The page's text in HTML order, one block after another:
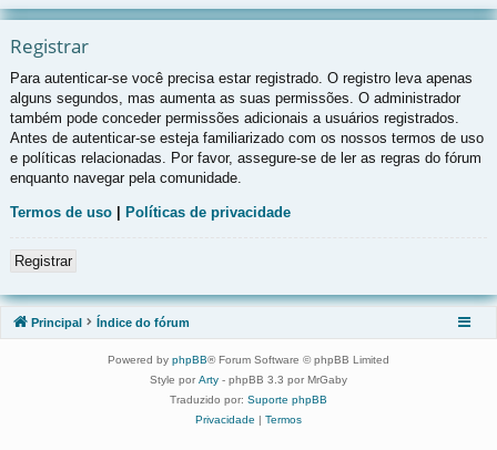
Registrar
Para autenticar-se você precisa estar registrado. O registro leva apenas
alguns segundos, mas aumenta as suas permissões. O administrador
também pode conceder permissões adicionais a usuários registrados.
Antes de autenticar-se esteja familiarizado com os nossos termos de uso
e políticas relacionadas. Por favor, assegure-se de ler as regras do fórum
enquanto navegar pela comunidade.
Termos de uso Políticas de privacidade
Registrar
Principal Índice do fórum
Powered by phpBB® Forum Software © phpBB Limited
Style por Arty - phpBB 3.3 por MrGaby
Traduzido por: Suporte phpBB
Privacidade | Termos